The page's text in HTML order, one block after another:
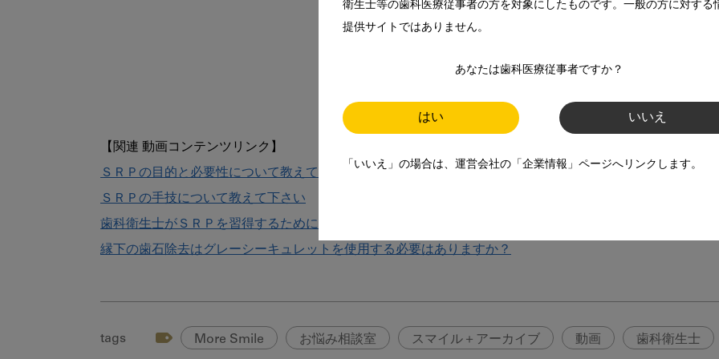
衛生士等の歯科医療従事者の方を対象にしたものです。一般の方に対する
提供サイトではありません。
あなたは歯科医療従事者ですか？
はい いいえ
「いいえ」の場合は、運営会社の「企業情報」ページへリンクします。
ＳＲＰの目的と必要性について教えて下さい
ＳＲＰの手技について教えて下さい
歯科衛生士がＳＲＰを習得するためには？どうすれば良いですか？
縁下の歯石除去はグレーシーキュレットを使用する必要はありますか？
tags More Smile お悩み相談室 スマイル＋アーカイブ 動画 歯科衛生士